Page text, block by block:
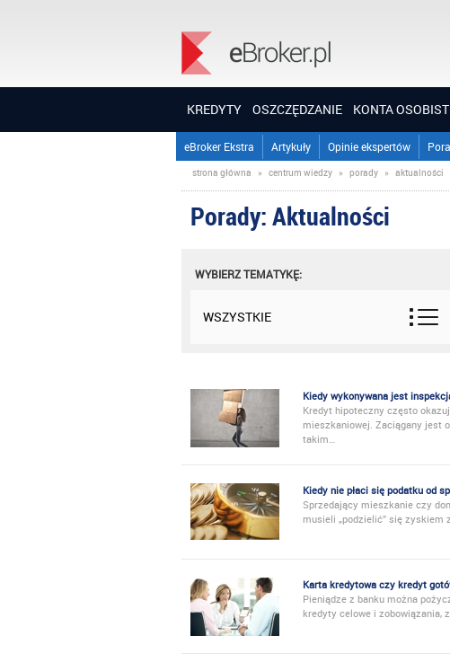
KREDYTY OSZCZĘDZANIE KONTA
eBroker Ekstra Artykuły Opinie ekspertów
strona główna » centrum wiedzy » porady » aktualności
Porady: Aktualności
WYBIERZ TEMATYKĘ:
WSZYSTKIE
Kiedy wykonywana jest
Kredyt hipoteczny często
mieszkaniowej. Zaciągany jest
takim…
Kiedy nie płaci się podatku od
Sprzedający mieszkanie czy
musieli „podzielić” się zyskiem
Karta kredytowa czy kredyt
Pieniądze z banku można
kredyty celowe i zobowiązania,